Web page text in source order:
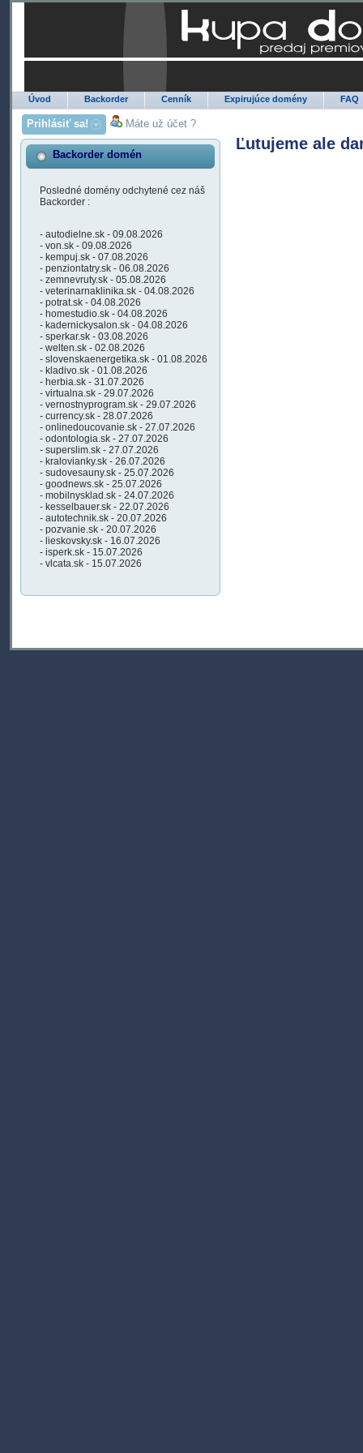
Úvod Backorder Cenník Expirujúce domény FAQ
Prihlásiť sa! Máte už účet ?
Backorder domén
Posledné domény odchytené cez náš
Backorder :
- autodielne.sk - 09.08.2026
- von.sk - 09.08.2026
- kempuj.sk - 07.08.2026
- penziontatry.sk - 06.08.2026
- zemnevruty.sk - 05.08.2026
- veterinarnaklinika.sk - 04.08.2026
- potrat.sk - 04.08.2026
- homestudio.sk - 04.08.2026
- kadernickysalon.sk - 04.08.2026
- sperkar.sk - 03.08.2026
- welten.sk - 02.08.2026
- slovenskaenergetika.sk - 01.08.2026
- kladivo.sk - 01.08.2026
- herbia.sk - 31.07.2026
- virtualna.sk - 29.07.2026
- vernostnyprogram.sk - 29.07.2026
- currency.sk - 28.07.2026
- onlinedoucovanie.sk - 27.07.2026
- odontologia.sk - 27.07.2026
- superslim.sk - 27.07.2026
- kralovianky.sk - 26.07.2026
- sudovesauny.sk - 25.07.2026
- goodnews.sk - 25.07.2026
- mobilnysklad.sk - 24.07.2026
- kesselbauer.sk - 22.07.2026
- autotechnik.sk - 20.07.2026
- pozvanie.sk - 20.07.2026
- lieskovsky.sk - 16.07.2026
- isperk.sk - 15.07.2026
- vlcata.sk - 15.07.2026
Ľutujeme ale